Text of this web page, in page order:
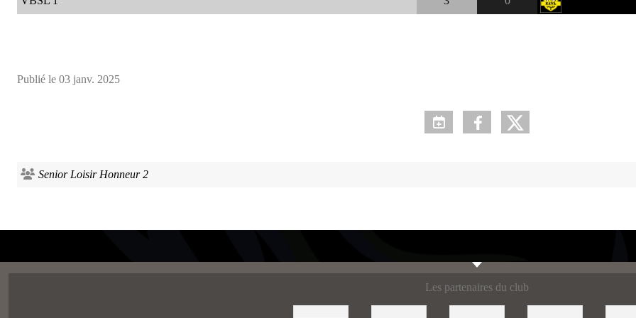
Publié le 03 janv. 2025
Senior Loisir Honneur 2
Les partenaires du club